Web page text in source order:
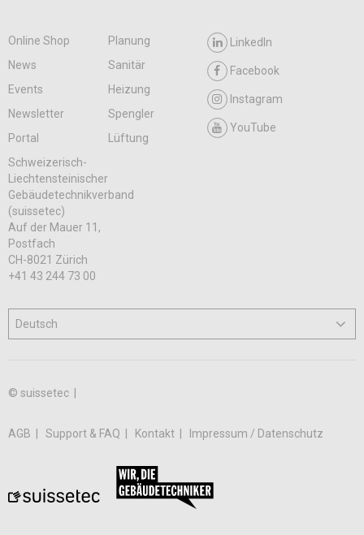
Online Shop
Planung
News
Sanitär
Events
Heizung
Newsletter
Spengler
Portal
Lüftung
LinkedIn
Facebook
Instagram
YouTube
Schweizerisch-
Liechtensteinischer
Gebäudetechnikverband
(suissetec)
Auf der Mauer 11,
Postfach
CH-8021 Zürich
+41 43 244 73 00
© suissetec |
AGB Support & FAQ Kontakt Impressum / Datenschutz